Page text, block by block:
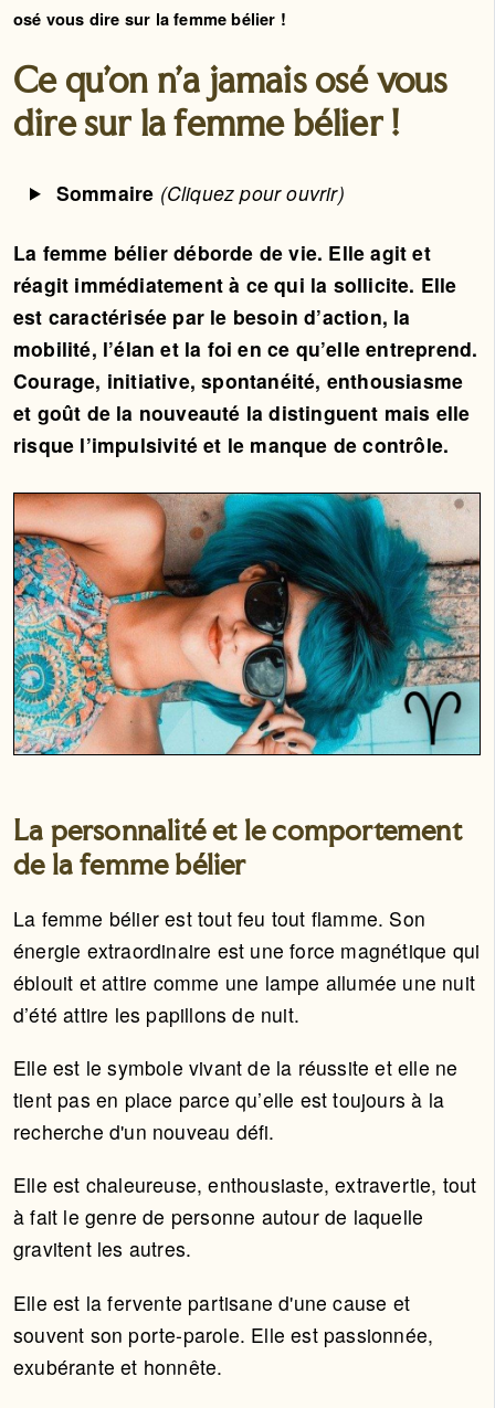
osé vous dire sur la femme bélier !
Ce qu'on n'a jamais osé vous
dire sur la femme bélier !
Sommaire (Cliquez pour ouvrir)
La femme bélier déborde de vie. Elle agit et
réagit immédiatement à ce qui la sollicite. Elle
est caractérisée par le besoin d’action, la
mobilité, l’élan et la foi en ce qu’elle entreprend.
Courage, initiative, spontanéité, enthousiasme
et goût de la nouveauté la distinguent mais elle
risque l’impulsivité et le manque de contrôle.
La personnalité et le comportement
de la femme bélier
La femme bélier est tout feu tout flamme. Son
énergie extraordinaire est une force magnétique qui
éblouit et attire comme une lampe allumée une nuit
d’été attire les papillons de nuit.
Elle est le symbole vivant de la réussite et elle ne
tient pas en place parce qu’elle est toujours à la
recherche d'un nouveau défi.
Elle est chaleureuse, enthousiaste, extravertie, tout
à fait le genre de personne autour de laquelle
gravitent les autres.
Elle est la fervente partisane d'une cause et
souvent son porte-parole. Elle est passionnée,
exubérante et honnête.